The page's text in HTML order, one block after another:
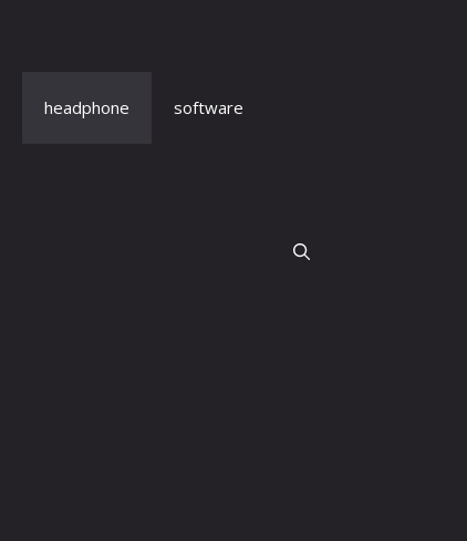
headphone software